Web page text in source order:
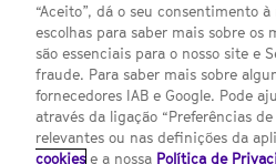
Channel
sites
“Aceito”, dá o seu consentimento
escolhas para saber mais sobre os
são essenciais para o nosso site e
fraude. Para saber mais sobre
fornecedores IAB e Google. Pode
através da ligação “Preferências
relevantes ou nas definições da
cookies e a nossa Política de